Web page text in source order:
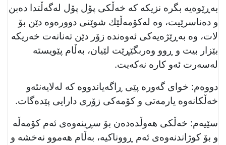
بەڕێوەیە بگرە نزیكە كە خەڵكی پۆل پۆل لەگەڵتدا دەبن
و دەناسرێیت، وە لەكۆمەڵێك شوێنی دوورەوە دێن بۆ
لات، وە بەڕێژەیەكی ئەوەندە زۆر دێن تەنانەت خەریكە
بێزار بيت و ڕوو وەربگێڕێت لێیان، بەڵام پێویستە
لەسەرت ئەو كارە نەكەیت.
دووەم: خوای گەورە پێی ڕاگەیاندووە كە لەلایەنئەو
خەڵكانەوە یارمەتی و كۆمەكی زۆری دارایی پێدەگات.
سێیەم: خەڵكی هەوڵدەدەن بۆ سڕینەوەی ئەم كۆمەڵە
و بۆ كوژاندنەوەی ئەم ڕووناكیە، بەڵام هەموو نەخشە و